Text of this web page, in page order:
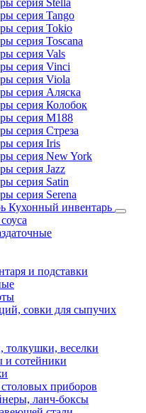
серия Tango
серия Tokio
серия Toscana
серия Vals
серия Vinci
серия Viola
серия Аляска
серия Колобок
серия М188
серия Стреза
серия Iris
серия New York
серия Jazz
серия Satin
серия Serena
Кухонный инвентарь
и подставки
совки для сыпучих
толкушки, веселки
и сотейники
приборов
ланч-боксы